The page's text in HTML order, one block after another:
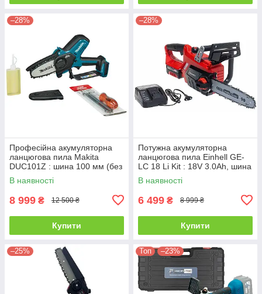
–28%
Професійна акумуляторна
ланцюгова пила Makita
DUC101Z : шина 100 мм (без
АКБ)
В наявності
8 999 ₴ 12 500 ₴
Купити
–28%
Потужна акумуляторна
ланцюгова пила Einhell GE-
LC 18 Li Kit : 18V 3.0Ah, шина
25см (4501760)
В наявності
6 499 ₴ 8 999 ₴
Купити
–25% Топ –23%